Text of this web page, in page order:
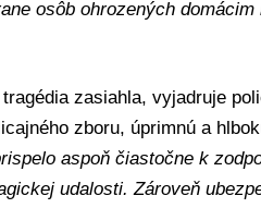
osôb ohrozených domácim
zasiahla, vyjadruje
zboru, úprimnú a
aspoň čiastočne k
udalosti. Zároveň